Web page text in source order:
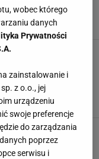
linki i grafiki
14:30
i jestem nią
linki i grafiki
Ta koszula teraz
ma w składzie tylko
wobec którego
danych
Prywatności
zainstalowanie i
z o.o., jej
urządzeniu
swoje preferencje
do zarządzania
poprzez
serwisu i